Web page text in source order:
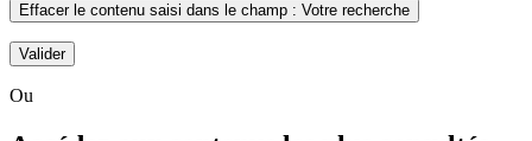
Effacer le contenu saisi dans le champ : Votre recherche
Valider
Ou